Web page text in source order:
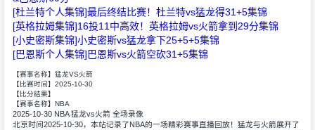
[杜兰特个人集锦]最后终结比赛！杜兰特vs猛龙得31+5集锦
[英格拉姆集锦]16投11中高效！英格拉姆vs火箭拿到29分集锦
[小史密斯集锦]小史密斯vs猛龙拿下25+5+5集锦
[巴恩斯个人集锦]巴恩斯vs火箭空砍31+5集锦
【赛事名称】 猛龙VS火箭
【比赛时间】 2025-10-30
【比分结果】
【赛事名称】 NBA
2025-10-30 NBA 猛龙vs火箭 全场录像
北京时间2025-10-30，本站记录了NBA的一场精彩赛事直播回放！猛龙与火箭展开了